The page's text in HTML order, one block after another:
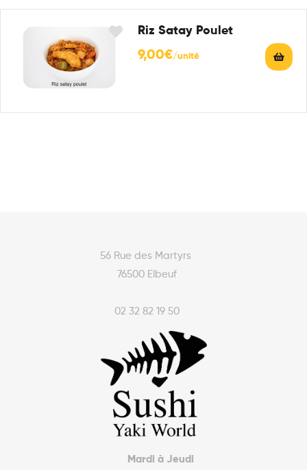
Riz Satay Poulet
9,00€
56 Rue des Martyrs
76500 Elbeuf
02 32 82 19 50
Mardi à Jeudi